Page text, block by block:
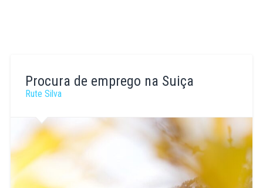
Procura de emprego na Suiça
Rute Silva